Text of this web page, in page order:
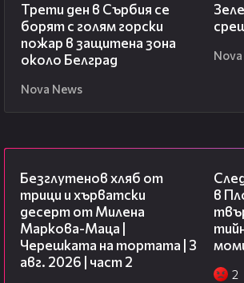
Трети ден в Сърбия се
борят с голям горски
пожар в защитена зона
около Белград
Nova News
Безглутенов хляб от
трици и хърватски
десерт от Милена
Маркова-Маца |
Черешката на тортата | 3
авг. 2026 | част 2
в
2